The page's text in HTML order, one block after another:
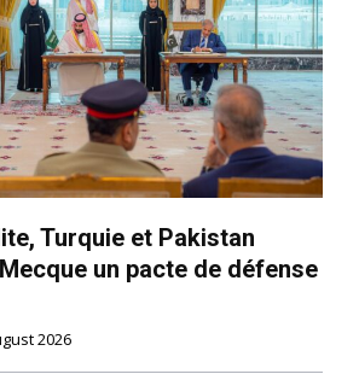
Turquie et Pakistan
un pacte de défense
2026